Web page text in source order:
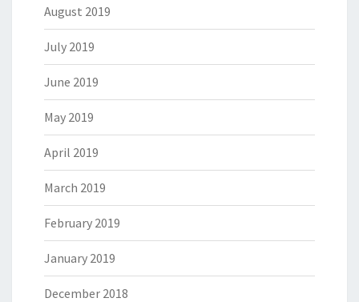
August 2019
July 2019
June 2019
May 2019
April 2019
March 2019
February 2019
January 2019
December 2018